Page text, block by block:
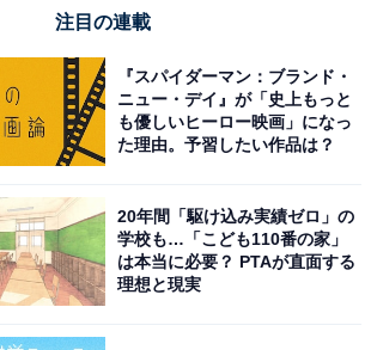
注目の連載
『スパイダーマン：ブランド・
ニュー・デイ』が「史上もっと
も優しいヒーロー映画」になっ
た理由。予習したい作品は？
20年間「駆け込み実績ゼロ」の
学校も…「こども110番の家」
は本当に必要？ PTAが直面する
理想と現実